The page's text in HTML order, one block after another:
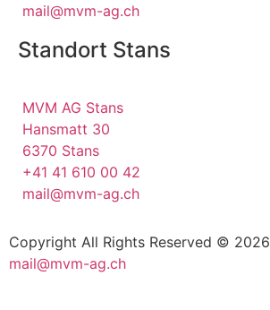
mail@mvm-ag.ch
Standort Stans
MVM AG Stans
Hansmatt 30
6370 Stans
+41 41 610 00 42
mail@mvm-ag.ch
Copyright All Rights Reserved © 2026
mail@mvm-ag.ch